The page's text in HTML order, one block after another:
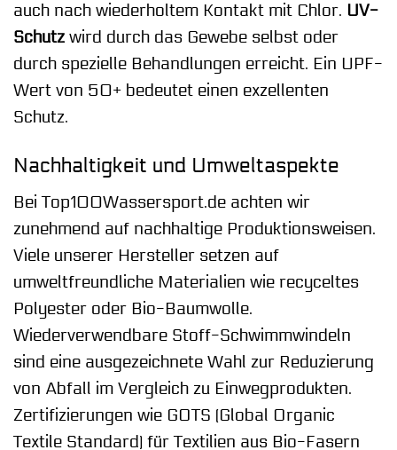
auch nach wiederholtem Kontakt mit Chlor. UV-
Schutz wird durch das Gewebe selbst oder
durch spezielle Behandlungen erreicht. Ein UPF-
Wert von 50+ bedeutet einen exzellenten
Schutz.
Nachhaltigkeit und Umweltaspekte
Bei Top100Wassersport.de achten wir
zunehmend auf nachhaltige Produktionsweisen.
Viele unserer Hersteller setzen auf
umweltfreundliche Materialien wie recyceltes
Polyester oder Bio-Baumwolle.
Wiederverwendbare Stoff-Schwimmwindeln
sind eine ausgezeichnete Wahl zur Reduzierung
von Abfall im Vergleich zu Einwegprodukten.
Zertifizierungen wie GOTS (Global Organic
Textile Standard) für Textilien aus Bio-Fasern